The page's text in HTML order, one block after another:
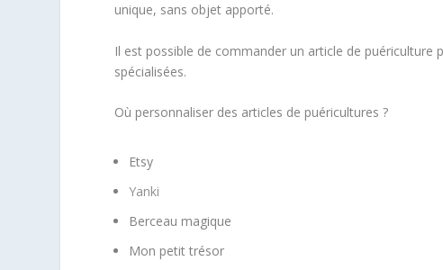
unique, sans objet apporté.
Il est possible de commander un article de
spécialisées.
Où personnaliser des articles de puéricultures ?
Etsy
Yanki
Berceau magique
Mon petit trésor